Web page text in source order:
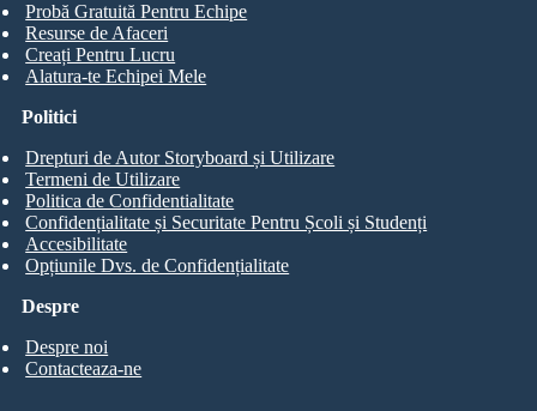
Probă Gratuită Pentru Echipe
Resurse de Afaceri
Creați Pentru Lucru
Alatura-te Echipei Mele
Despre
Despre noi
Contacteaza-ne
Politici
Drepturi de Autor Storyboard și Utilizare
Termeni de Utilizare
Politica de Confidentialitate
Confidențialitate și Securitate Pentru Școli și Studenți
Accesibilitate
Opțiunile Dvs. de Confidențialitate